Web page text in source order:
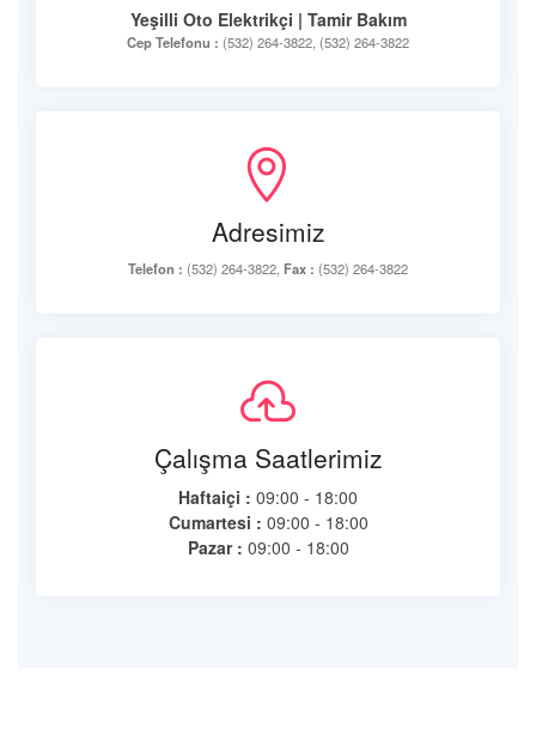
Yeşilli Oto Elektrikçi | Tamir Bakım
Cep Telefonu : (532) 264-3822, (532) 264-3822
Adresimiz
Telefon : (532) 264-3822, Fax : (532) 264-3822
Çalışma Saatlerimiz
Haftaiçi : 09:00 - 18:00
Cumartesi : 09:00 - 18:00
Pazar : 09:00 - 18:00